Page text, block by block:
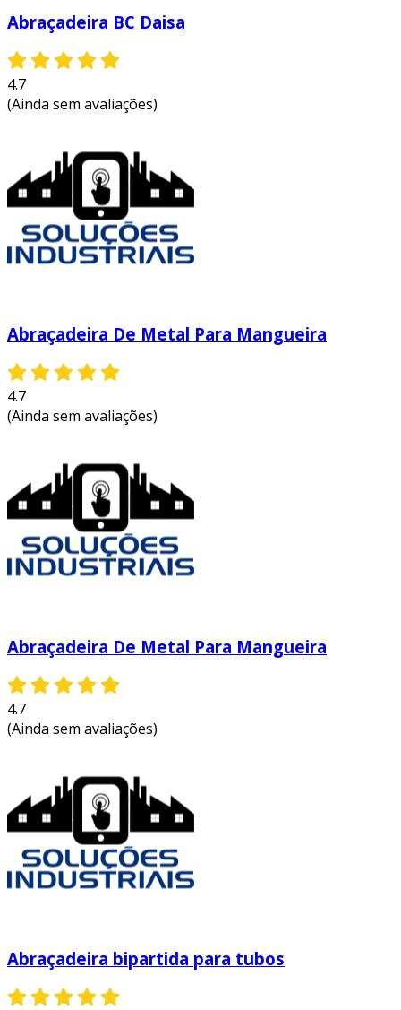
Abraçadeira BC Daisa
4.7
(Ainda sem avaliações)
Abraçadeira De Metal Para Mangueira
4.7
(Ainda sem avaliações)
Abraçadeira De Metal Para Mangueira
4.7
(Ainda sem avaliações)
Abraçadeira bipartida para tubos